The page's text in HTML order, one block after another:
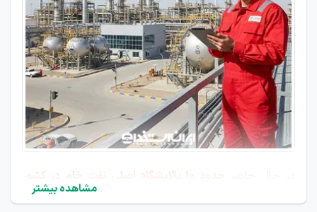
حدود ۱۰ پالایشگاه اصلی نفت خام در کشور
فعال هستندکه بخش عمده آن‌ها زیرمجموعه شرکت ملی
مشاهده بیشتر